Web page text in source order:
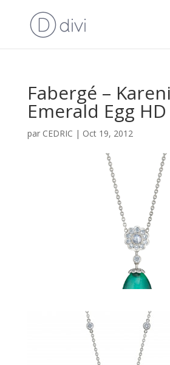
Fabergé –
Emerald Egg HD
par CEDRIC | Oct 19, 2012